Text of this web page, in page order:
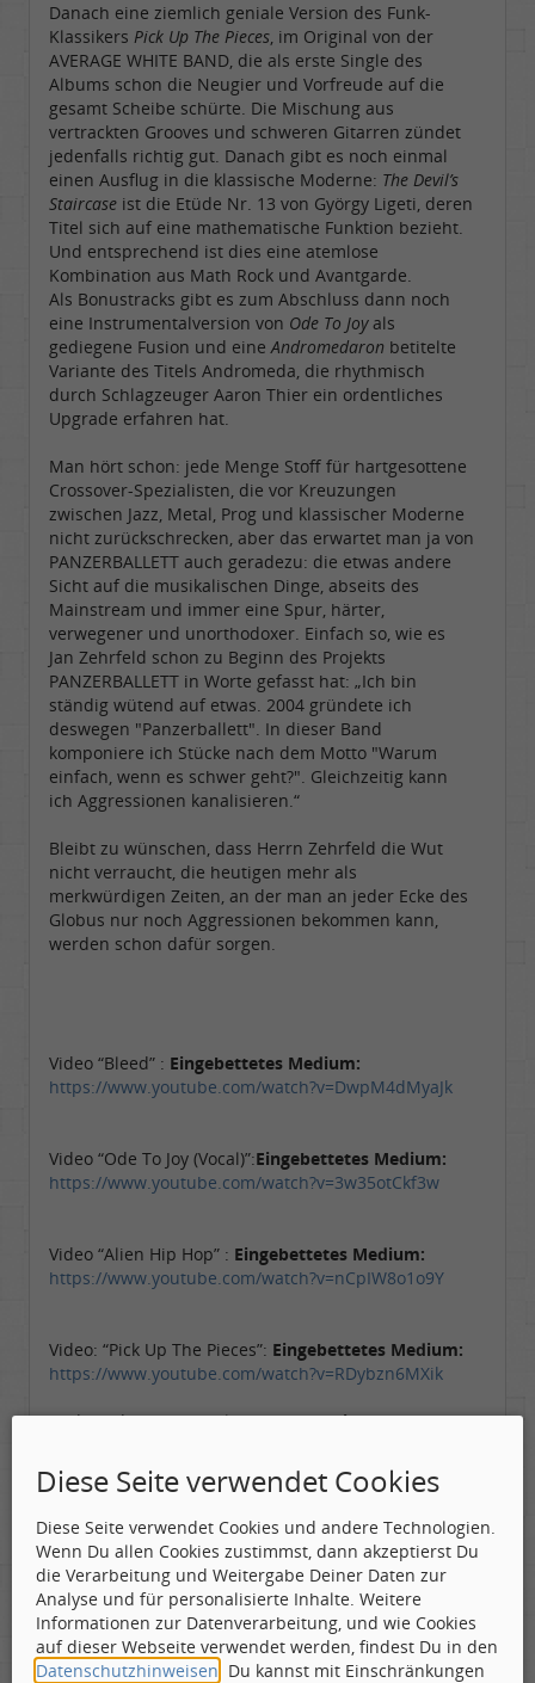
Danach eine ziemlich geniale Version des Funk-
Klassikers Pick Up The Pieces, im Original von der
AVERAGE WHITE BAND, die als erste Single des
Albums schon die Neugier und Vorfreude auf die
gesamt Scheibe schürte. Die Mischung aus
vertrackten Grooves und schweren Gitarren zündet
jedenfalls richtig gut. Danach gibt es noch einmal
einen Ausflug in die klassische Moderne: The Devil’s
Staircase ist die Etüde Nr. 13 von György Ligeti, deren
Titel sich auf eine mathematische Funktion bezieht.
Und entsprechend ist dies eine atemlose
Kombination aus Math Rock und Avantgarde.
Als Bonustracks gibt es zum Abschluss dann noch
eine Instrumentalversion von Ode To Joyals
gediegene Fusion und eineAndromedaron betitelte
Variante des Titels Andromeda, die rhythmisch
durch Schlagzeuger Aaron Thier ein ordentliches
Upgrade erfahren hat.
Man hört schon: jede Menge Stoff für hartgesottene
Crossover-Spezialisten, die vor Kreuzungen
zwischen Jazz, Metal, Prog und klassischer Moderne
nicht zurückschrecken, aber das erwartet man ja von
PANZERBALLETT auch geradezu: die etwas andere
Sicht auf die musikalischen Dinge, abseits des
Mainstream und immer eine Spur, härter,
verwegener und unorthodoxer. Einfach so, wie es
Jan Zehrfeld schon zu Beginn des Projekts
PANZERBALLETT in Worte gefasst hat: „Ich bin
ständig wütend auf etwas. 2004 gründete ich
deswegen "Panzerballett". In dieser Band
komponiere ich Stücke nach dem Motto "Warum
einfach, wenn es schwer geht?". Gleichzeitig kann
ich Aggressionen kanalisieren.“
Bleibt zu wünschen, dass Herrn Zehrfeld die Wut
nicht verraucht, die heutigen mehr als
merkwürdigen Zeiten, an der man an jeder Ecke des
Globus nur noch Aggressionen bekommen kann,
werden schon dafür sorgen.
Video “Bleed” : Eingebettetes Medium:
https://www.youtube.com/watch?v=DwpM4dMyaJk
Video “Ode To Joy (Vocal)”:Eingebettetes Medium:
https://www.youtube.com/watch?v=3w35otCkf3w
Video “Alien Hip Hop” : Eingebettetes Medium:
https://www.youtube.com/watch?v=nCpIW8o1o9Y
Video: “Pick Up The Pieces”: Eingebettetes Medium:
https://www.youtube.com/watch?v=RDybzn6MXik
Audio Video “The Devil’s Staircase”:Eingebettetes
v=b70lWMWyV4Y
Audio Video “Andromeda”:
Eingebettetes Medium:
https://www.youtube.com/watch?v=XGueRu5JImg
Audio Video: “The Four Seasons: Summer”
Eingebettetes Medium:
https://www.youtube.com/watch?v=duhnDCAnC8A
Diese Seite verwendet Cookies
Diese Seite verwendet Cookies und andere Technologien.
Wenn Du allen Cookies zustimmst, dann akzeptierst Du
die Verarbeitung und Weitergabe Deiner Daten zur
Analyse und für personalisierte Inhalte. Weitere
Informationen zur Datenverarbeitung, und wie Cookies
auf dieser Webseite verwendet werden, findest Du in den
Datenschutzhinweisen . Du kannst mit Einschränkungen